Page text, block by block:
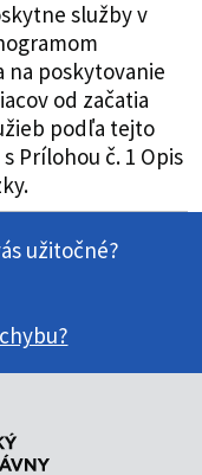
služby v
na poskytovanie
od začatia
podľa tejto
Prílohou č. 1 Opis
užitočné?